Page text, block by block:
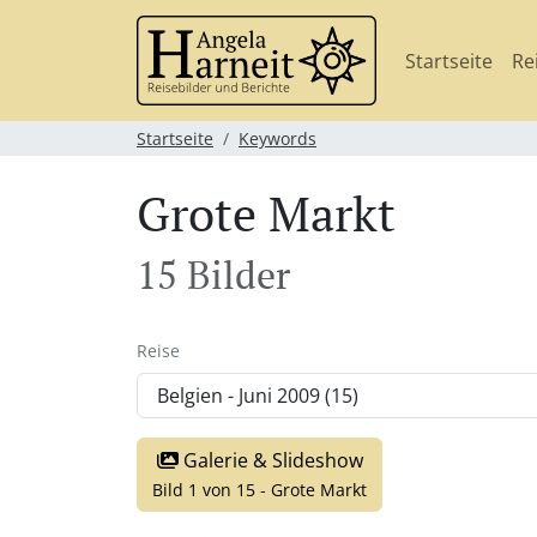
Startseite
Startseite Keywords
Grote Markt
15 Bilder
Reise
Galerie & Slideshow
Bild 1 von 15 - Grote Markt